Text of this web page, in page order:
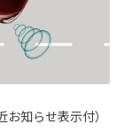
知らせ表示付）